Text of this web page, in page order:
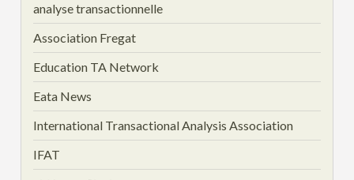
analyse transactionnelle
Association Fregat
Education TA Network
Eata News
International Transactional Analysis Association
IFAT